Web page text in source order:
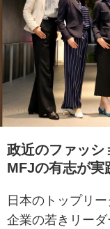
政近のファッシ
MFJの有志が実
日本のトップリ
企業の若きリー